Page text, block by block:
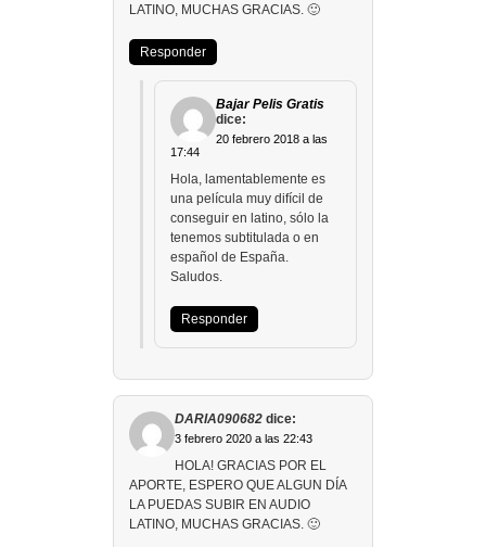
LATINO, MUCHAS GRACIAS. 🙂
Responder
Bajar Pelis Gratis
dice:
20 febrero 2018 a las
17:44
Hola, lamentablemente es
una película muy difícil de
conseguir en latino, sólo la
tenemos subtitulada o en
español de España.
Saludos.
Responder
DARIA090682 dice:
3 febrero 2020 a las 22:43
HOLA! GRACIAS POR EL
APORTE, ESPERO QUE ALGUN DÍA
LA PUEDAS SUBIR EN AUDIO
LATINO, MUCHAS GRACIAS. 🙂